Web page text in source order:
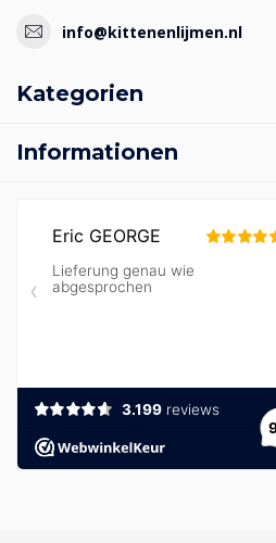
info@kittenenlijmen.nl
Kategorien
Informationen